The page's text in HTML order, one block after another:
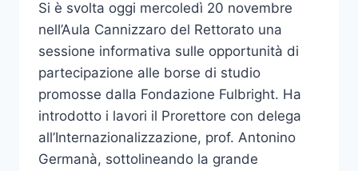
Si è svolta oggi mercoledì 20 novembre
nell’Aula Cannizzaro del Rettorato una
sessione informativa sulle opportunità di
partecipazione alle borse di studio
promosse dalla Fondazione Fulbright. Ha
introdotto i lavori il Prorettore con delega
all’Internazionalizzazione, prof. Antonino
Germanà, sottolineando la grande